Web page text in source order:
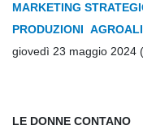
MARKETING
PRODUZIONI
giovedì 23 maggio 2024
LE DONNE CONTANO